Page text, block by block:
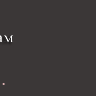
>